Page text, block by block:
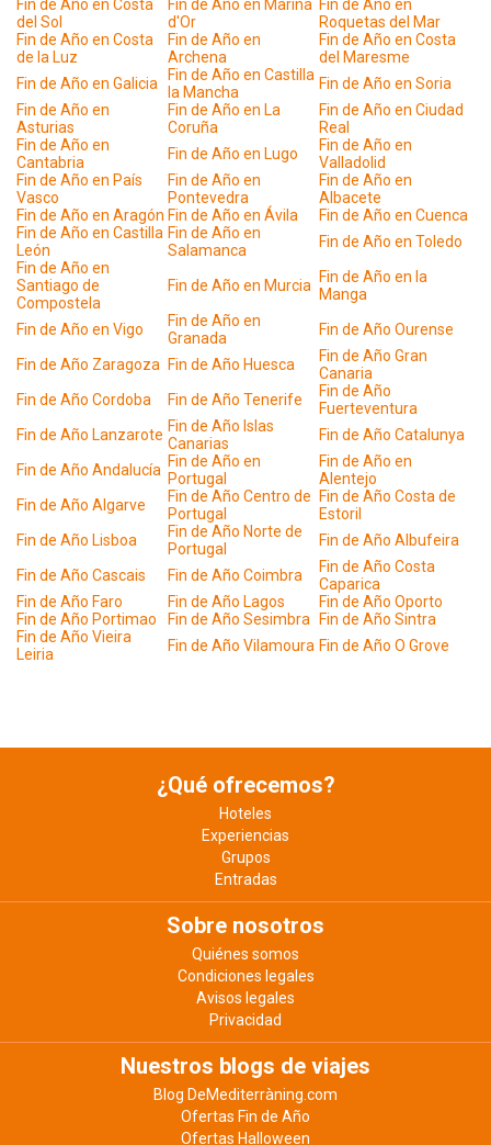
Fin de Año en Costa
del Sol
Fin de Año en Marina
d'Or
Fin de Año en
Roquetas del Mar
Fin de Año en Costa
de la Luz
Fin de Año en
Archena
Fin de Año en Costa
del Maresme
Fin de Año en Galicia
Fin de Año en Castilla
la Mancha
Fin de Año en Soria
Fin de Año en
Asturias
Fin de Año en La
Coruña
Fin de Año en Ciudad
Real
Fin de Año en
Cantabria
Fin de Año en Lugo
Fin de Año en
Valladolid
Fin de Año en País
Vasco
Fin de Año en
Pontevedra
Fin de Año en
Albacete
Fin de Año en Aragón Fin de Año en Ávila
Fin de Año en Cuenca
Fin de Año en Castilla
León
Fin de Año en
Salamanca
Fin de Año en Toledo
Fin de Año en
Santiago de
Compostela
Fin de Año en Murcia
Fin de Año en la
Manga
Fin de Año en Vigo
Fin de Año en
Granada
Fin de Año Ourense
Fin de Año Zaragoza
Fin de Año Huesca
Fin de Año Gran
Canaria
Fin de Año Cordoba
Fin de Año Tenerife
Fin de Año
Fuerteventura
Fin de Año Lanzarote Fin de Año Islas
Canarias
Fin de Año Catalunya
Fin de Año Andalucía Fin de Año en
Portugal
Fin de Año en
Alentejo
Fin de Año Algarve
Fin de Año Centro de
Portugal
Fin de Año Costa de
Estoril
Fin de Año Lisboa
Fin de Año Norte de
Portugal
Fin de Año Albufeira
Fin de Año Cascais
Fin de Año Coimbra
Fin de Año Costa
Caparica
Fin de Año Faro
Fin de Año Lagos
Fin de Año Oporto
Fin de Año Portimao
Fin de Año Sesimbra
Fin de Año Sintra
Fin de Año Vieira
Leiria
Fin de Año Vilamoura Fin de Año O Grove
¿Qué ofrecemos?
Hoteles
Experiencias
Grupos
Entradas
Sobre nosotros
Quiénes somos
Condiciones legales
Avisos legales
Privacidad
Nuestros blogs de viajes
Blog DeMediterràning.com
Ofertas Fin de Año
Ofertas Halloween